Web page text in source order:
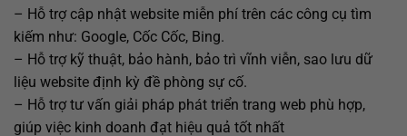
– Hỗ trợ cập nhật website miễn phí trên các công cụ tìm
kiếm như: Google, Cốc Cốc, Bing.
– Hỗ trợ kỹ thuật, bảo hành, bảo trì vĩnh viễn, sao lưu dữ
liệu website định kỳ đề phòng sự cố.
– Hỗ trợ tư vấn giải pháp phát triển trang web phù hợp,
giúp việc kinh doanh đạt hiệu quả tốt nhất